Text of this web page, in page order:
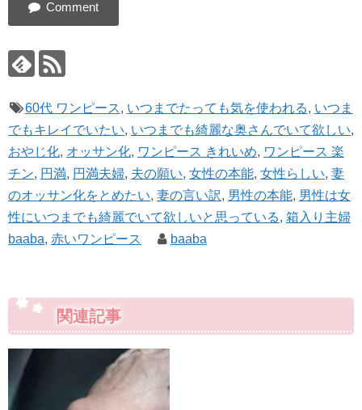
60代 ワンピース, いつまでたっても気を使われる, いつま
でもキレイでいたい, いつまでも綺麗な奥さんでいて欲しい,
おやじ化, オッサン化, ワンピース きれいめ, ワンピース 楽
チン, 円満, 円満夫婦, 夫の願い, 女性の本能, 女性らしい, 妻
のオッサン化をとめたい, 妻の言い訳, 男性の本能, 男性は女
性にいつまでも綺麗でいて欲しいと思っている, 箱入り主婦
baaba, 赤いワンピース baaba
関連記事